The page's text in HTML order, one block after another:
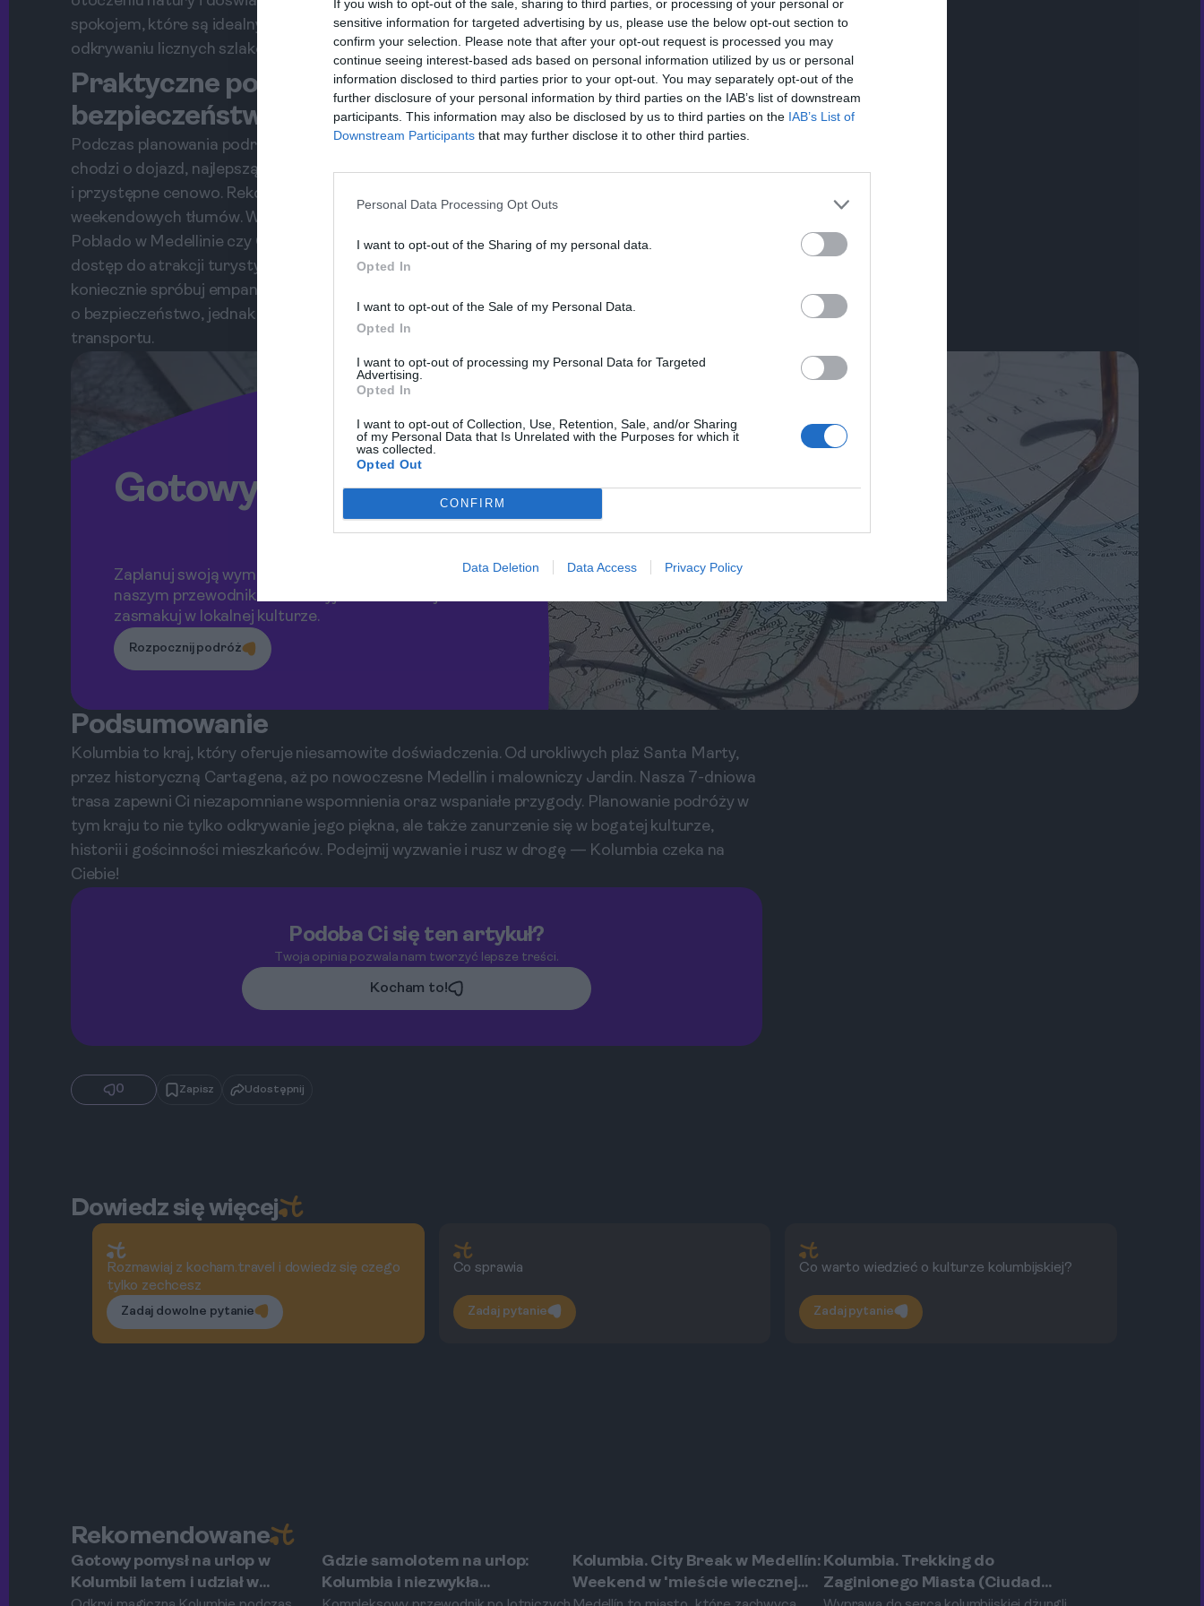
If you wish to opt-out of the sale, sharing to third parties, or processing of your personal or
sensitive information for targeted advertising by us, please use the below opt-out section to
confirm your selection. Please note that after your opt-out request is processed you may
continue seeing interest-based ads based on personal information utilized by us or personal
information disclosed to third parties prior to your opt-out. You may separately opt-out of the
further disclosure of your personal information by third parties on the IAB’s list of downstream
participants. This information may also be disclosed by us to third parties on the IAB’s List of
Downstream Participants that may further disclose it to other third parties.
Personal Data Processing Opt Outs
I want to opt-out of the Sharing of my personal data.
Opted In
I want to opt-out of the Sale of my Personal Data.
Opted In
I want to opt-out of processing my Personal Data for Targeted
Advertising.
Opted In
I want to opt-out of Collection, Use, Retention, Sale, and/or Sharing
of my Personal Data that Is Unrelated with the Purposes for which it
was collected.
Opted Out
CONFIRM
Data Deletion Data Access Privacy Policy
spokojem, które są idealnym antidotum na zgiełk dużych miast. Warto spędzić tu czas na
odkrywaniu licznych szlaków, rozmowach z mieszkańcami i delektowaniu się lokalną kawą.
Praktyczne porady: dojazd, jedzenie i
bezpieczeństwo
Podczas planowania podróży do Kolumbii, nie zapomnij o kilku kluczowych kwestiach. Jeśli
chodzi o dojazd, najlepszą opcją są lokalne loty lub autobusy, które są nie tylko komfortowe, ale
i przystępne cenowo. Rekomendowane dni podróży to poniedziałek i czwartek, aby uniknąć
weekendowych tłumów. Warto zarezerwować noclegi w popularnych dzielnicach, takich jak El
Poblado w Medellinie czy Getsemani w Cartagenie, gdzie znajdziesz różnorodne oferty oraz
dostęp do atrakcji turystycznych. Nie ma nic lepszego niż cieszenie się lokalną kuchnią, dlatego
koniecznie spróbuj empanadas, bandeja paisa oraz wyjątkowych napojów, jak arazul. Jeśli chodzi
o bezpieczeństwo, jednak uważaj na swoje rzeczy osobiste i korzystaj z zaufanych środków
transportu.
Gotowy na przygodę?
Zaplanuj swoją wymarzoną podróż do Kolumbii z
naszym przewodnikiem. Odkryj nieznane miejsca i
zasmakuj w lokalnej kulturze.
Rozpocznij podróż
Podsumowanie
Kolumbia to kraj, który oferuje niesamowite doświadczenia. Od urokliwych plaż Santa Marty,
przez historyczną Cartagena, aż po nowoczesne Medellin i malowniczy Jardin. Nasza 7-dniowa
trasa zapewni Ci niezapomniane wspomnienia oraz wspaniałe przygody. Planowanie podróży w
tym kraju to nie tylko odkrywanie jego piękna, ale także zanurzenie się w bogatej kulturze,
historii i gościnności mieszkańców. Podejmij wyzwanie i rusz w drogę — Kolumbia czeka na
Ciebie!
Podoba Ci się ten artykuł?
Twoja opinia pozwala nam tworzyć lepsze treści.
Kocham to!
0 Zapisz Udostępnij
Dowiedz się więcej
Rozmawiaj z kocham.travel i dowiedz się czego
tylko zechcesz
Zadaj dowolne pytanie
Co sprawia
Zadaj pytanie
Co warto wiedzieć o kulturze kolumbijskiej?
Zadaj pytanie
Rekomendowane
Medellín
Gotowy pomysł na urlop w
Kolumbii latem i udział w
Medellín
Gdzie samolotem na urlop:
Kolumbia i niezwykła
Medellín
Kolumbia. City Break w Medellín:
Weekend w 'mieście wiecznej
Santa Marta
Kolumbia. Trekking do
Zaginionego Miasta (Ciudad